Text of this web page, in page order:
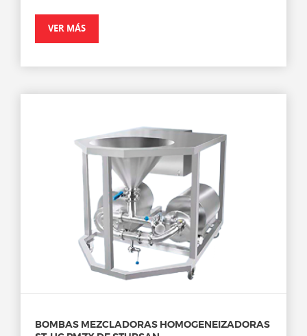
VER MÁS
BOMBAS MEZCLADORAS HOMOGENEIZADORAS